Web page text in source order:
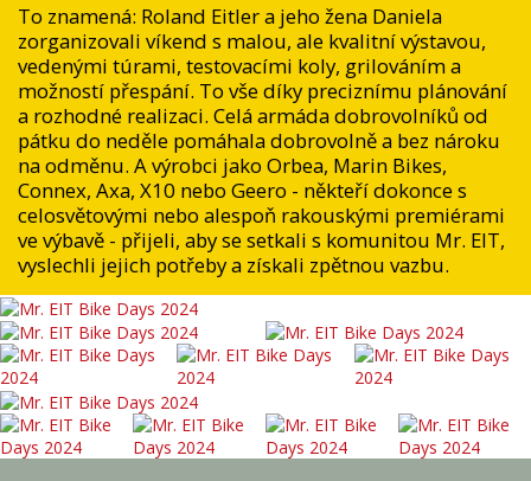
To znamená: Roland Eitler a jeho žena Daniela
zorganizovali víkend s malou, ale kvalitní výstavou,
vedenými túrami, testovacími koly, grilováním a
možností přespání. To vše díky preciznímu plánování
a rozhodné realizaci. Celá armáda dobrovolníků od
pátku do neděle pomáhala dobrovolně a bez nároku
na odměnu. A výrobci jako Orbea, Marin Bikes,
Connex, Axa, X10 nebo Geero - někteří dokonce s
celosvětovými nebo alespoň rakouskými premiérami
ve výbavě - přijeli, aby se setkali s komunitou Mr. EIT,
vyslechli jejich potřeby a získali zpětnou vazbu.